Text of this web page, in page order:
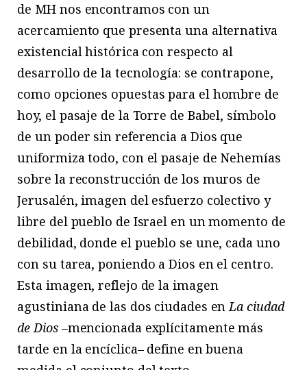
de MH nos encontramos con un
acercamiento que presenta una alternativa
existencial histórica con respecto al
desarrollo de la tecnología: se contrapone,
como opciones opuestas para el hombre de
hoy, el pasaje de la Torre de Babel, símbolo
de un poder sin referencia a Dios que
uniformiza todo, con el pasaje de Nehemías
sobre la reconstrucción de los muros de
Jerusalén, imagen del esfuerzo colectivo y
libre del pueblo de Israel en un momento de
debilidad, donde el pueblo se une, cada uno
con su tarea, poniendo a Dios en el centro.
Esta imagen, reflejo de la imagen
agustiniana de las dos ciudades enLa ciudad
de Dios –mencionada explícitamente más
tarde en la encíclica– define en buena